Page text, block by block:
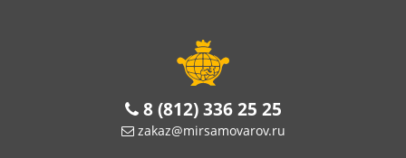
8 (812) 336 25 25
zakaz@mirsamovarov.ru